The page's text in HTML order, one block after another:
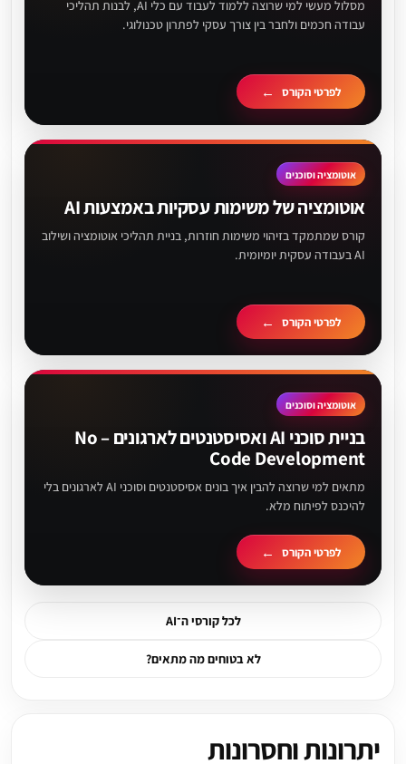
מסלול מעשי למי שרוצה ללמוד לעבוד עם כלי AI, לבנות תהליכי
עבודה חכמים ולחבר בין צורך עסקי לפתרון טכנולוגי.
לפרטי הקורס
אוטומציה וסוכנים
אוטומציה של משימות עסקיות באמצעות AI
קורס שמתמקד בזיהוי משימות חוזרות, בניית תהליכי אוטומציה ושילוב
AI בעבודה עסקית יומיומית.
לפרטי הקורס
אוטומציה וסוכנים
בניית סוכני AI ואסיסטנטים לארגונים – No
Code Development
מתאים למי שרוצה להבין איך בונים אסיסטנטים וסוכני AI לארגונים בלי
להיכנס לפיתוח מלא.
לפרטי הקורס
לכל קורסי ה־AI
לא בטוחים מה מתאים?
יתרונות וחסרונות